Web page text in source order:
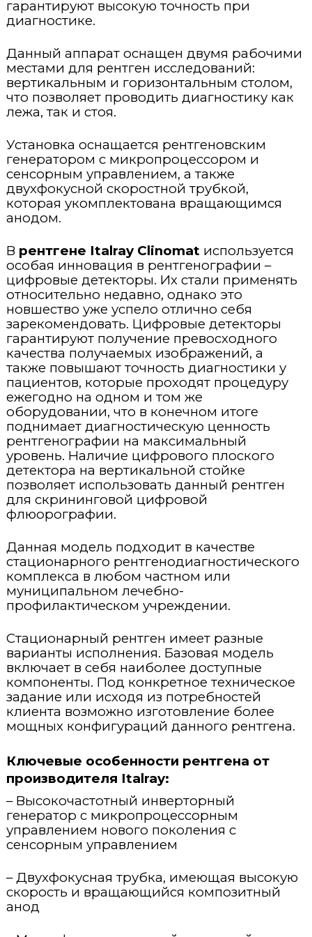
Концентраторы кислорода
Пульсоксиметры
Стационарные ветеринарные рентгены
Переносные ветеринарные рентгены
гарантируют высокую точность при
диагностике.
Данный аппарат оснащен двумя рабочими
местами для рентген исследований:
вертикальным и горизонтальным столом,
что позволяет проводить диагностику как
лежа, так и стоя.
Установка оснащается рентгеновским
генератором с микропроцессором и
сенсорным управлением, а также
двухфокусной скоростной трубкой,
которая укомплектована вращающимся
анодом.
В рентгене Italray Clinomat используется
особая инновация в рентгенографии –
цифровые детекторы. Их стали применять
относительно недавно, однако это
новшество уже успело отлично себя
зарекомендовать. Цифровые детекторы
гарантируют получение превосходного
качества получаемых изображений, а
также повышают точность диагностики у
пациентов, которые проходят процедуру
ежегодно на одном и том же
оборудовании, что в конечном итоге
поднимает диагностическую ценность
рентгенографии на максимальный
уровень. Наличие цифрового плоского
детектора на вертикальной стойке
позволяет использовать данный рентген
для скрининговой цифровой
флюорографии.
Данная модель подходит в качестве
стационарного рентгенодиагностического
комплекса в любом частном или
муниципальном лечебно-
профилактическом учреждении.
Стационарный рентген имеет разные
варианты исполнения. Базовая модель
включает в себя наиболее доступные
компоненты. Под конкретное техническое
задание или исходя из потребностей
клиента возможно изготовление более
мощных конфигураций данного рентгена.
Ключевые особенности рентгена от
производителя Italray:
– Высокочастотный инверторный
генератор с микропроцессорным
управлением нового поколения с
сенсорным управлением
– Двухфокусная трубка, имеющая высокую
скорость и вращающийся композитный
анод